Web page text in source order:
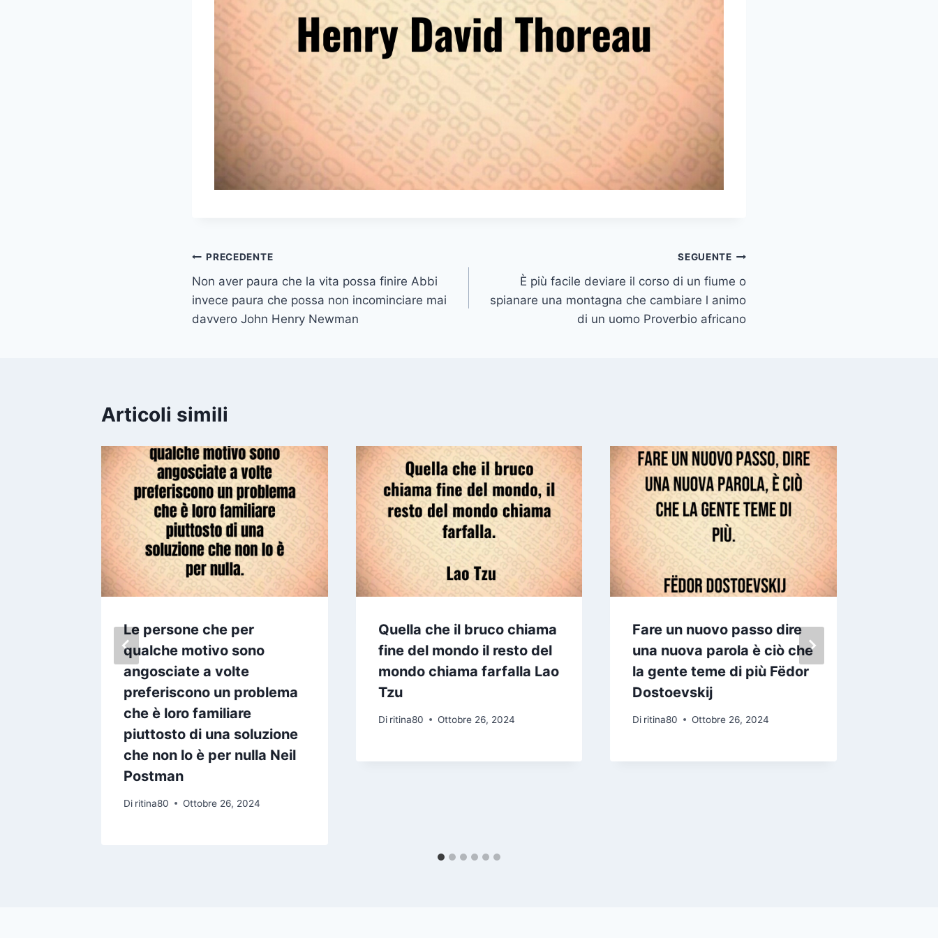
Navigazione
articoli
PRECEDENTE
Non aver paura che la vita possa finire Abbi
invece paura che possa non incominciare mai
davvero John Henry Newman
SEGUENTE
È più facile deviare il corso di un fiume o
spianare una montagna che cambiare l animo
di un uomo Proverbio africano
Articoli simili
Le persone che per
qualche motivo sono
angosciate a volte
preferiscono un problema
che è loro familiare
piuttosto di una soluzione
che non lo è per nulla Neil
Postman
Di ritina80 Ottobre 26, 2024
Quella che il bruco chiama
fine del mondo il resto del
mondo chiama farfalla Lao
Tzu
Di ritina80 Ottobre 26, 2024
Fare un nuovo passo dire
una nuova parola è ciò che
la gente teme di più Fëdor
Dostoevskij
Di ritina80 Ottobre 26, 2024